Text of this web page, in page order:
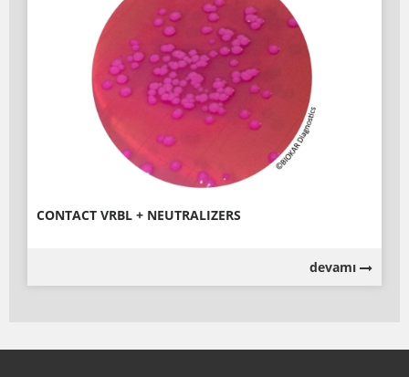
CONTACT VRBL + NEUTRALIZERS
devamı